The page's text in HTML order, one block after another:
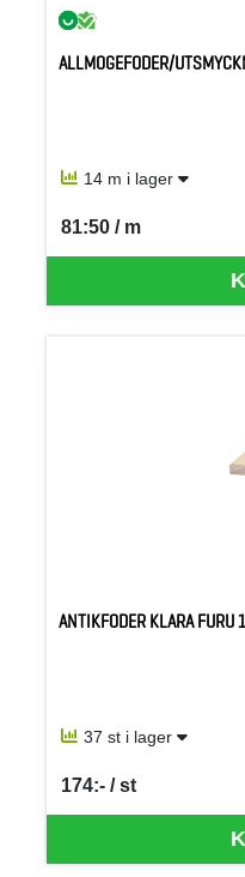
ALLMOGEFODER/
14 m i lager
81:50 / m
SEK per M
ANTIKFODER KLARA
37 st i lager
174:- / st
SEK per ST